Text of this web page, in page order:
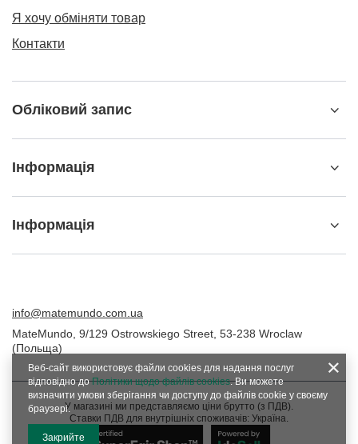
Я хочу обміняти товар
Контакти
Обліковий запис
Інформація
Інформація
info@matemundo.com.ua
MateMundo 9/129 Ostrowskiego Street 53-238 Wroclaw
(Польща)
У магазині ми представляємо ціни брутто (з ПДВ).
Ставки ПДВ для внутрішніх споживачів: Україна.
Веб-сайт використовує файли cookies для надання послуг
відповідно доПолітики щодо файлів cookies. Ви можете
визначити умови зберігання чи доступу до файлів cookie у своєму
браузері.
Закрийте